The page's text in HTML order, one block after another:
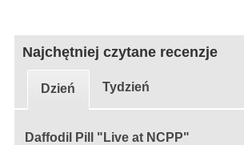
Najchętniej czytane recenzje
Dzień Tydzień
Daffodil Pill "Live at NCPP"